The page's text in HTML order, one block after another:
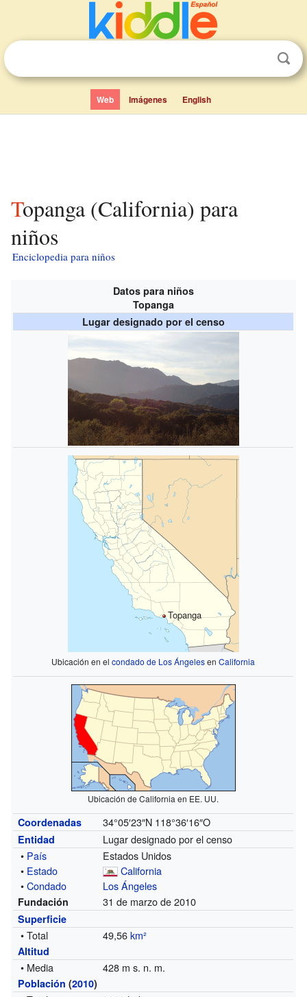
Web Imágenes English
Topanga (California) para
niños
Enciclopedia para niños
Datos para niños
Topanga
Lugar designado por el censo
Topanga
Ubicación en elcondado de Los ÁngelesenCalifornia
Ubicación de California en EE. UU.
Coordenadas 34°05′23″N 118°36′16″O
Entidad
Lugar designado por el censo
• País
Estados Unidos
• Estado
California
•Condado Los Ángeles
Fundación 31 de marzo de 2010
Superficie
• Total 49,56km²
Altitud
• Media 428 m s. n. m.
Población (2010)